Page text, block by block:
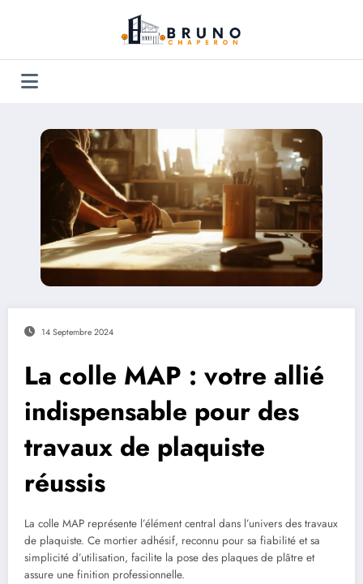
14 Septembre 2024
La colle MAP : votre allié
indispensable pour des
travaux de plaquiste
réussis
La colle MAP représente l’élément central dans l’univers des travaux
de plaquiste. Ce mortier adhésif, reconnu pour sa fiabilité et sa
simplicité d’utilisation, facilite la pose des plaques de plâtre et
assure une finition professionnelle.